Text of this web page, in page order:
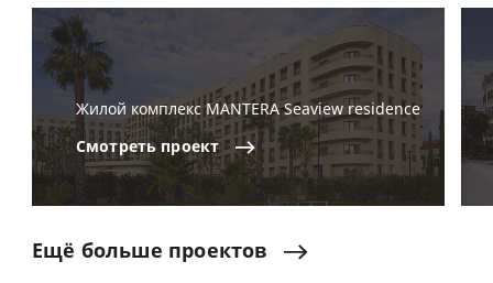
Жилой комплекс MANTERA Seaview residence
Смотреть проект
Ещё больше проектов